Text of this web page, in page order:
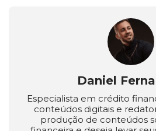
Daniel
Especialista em crédito
conteúdos digitais e
produção de conteúdos